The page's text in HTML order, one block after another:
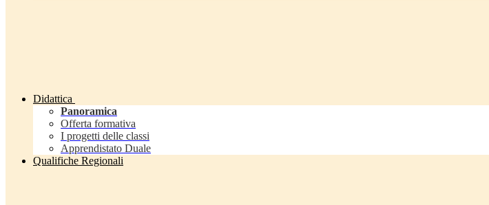
Didattica
Panoramica
Offerta formativa
I progetti delle classi
Apprendistato Duale
Qualifiche Regionali